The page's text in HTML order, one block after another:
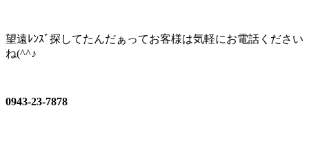
望遠ﾚﾝｽﾞ探してたんだぁってお客様は気軽にお電話ください
ね(^^♪
0943-23-7878